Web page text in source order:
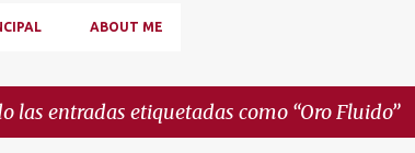
ABOUT ME
las entradas etiquetadas como Oro Fluido